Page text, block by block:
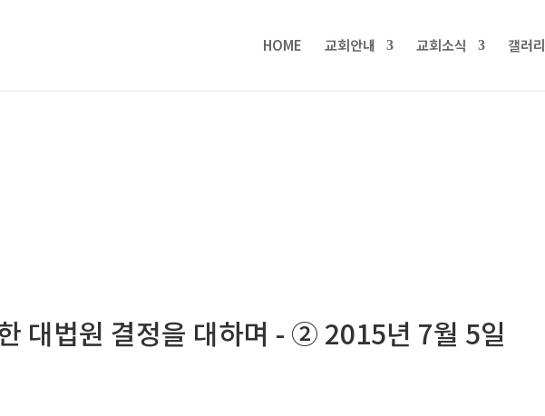
HOME 교회안내 교회소식 갤러리
대법원 결정을 대하며 - ② 2015년 7월 5일